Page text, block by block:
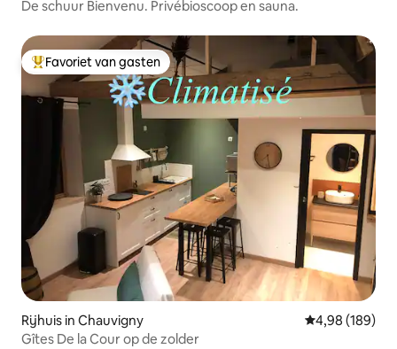
De schuur Bienvenu. Privébioscoop en sauna.
Topfavoriet van gasten
Favoriet van gasten
Rijhuis in Chauvigny Gemiddelde
4,98 (189)
Gîtes De la Cour op de zolder